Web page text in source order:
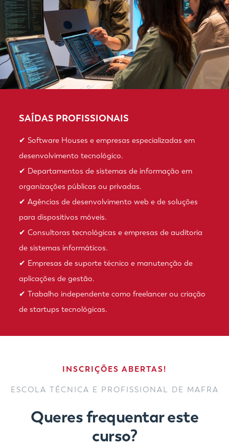
SAÍDAS PROFISSIONAIS
✔ Software Houses e empresas especializadas em
desenvolvimento tecnológico.
✔ Departamentos de sistemas de informação em
organizações públicas ou privadas.
✔ Agências de desenvolvimento web e de soluções
para dispositivos móveis.
✔ Consultoras tecnológicas e empresas de auditoria
de sistemas informáticos.
✔ Empresas de suporte técnico e manutenção de
aplicações de gestão.
✔ Trabalho independente como freelancer ou criação
de startups tecnológicas.
INSCRIÇÕES ABERTAS!
ESCOLA TÉCNICA E PROFISSIONAL DE MAFRA
Queres frequentar este
curso?